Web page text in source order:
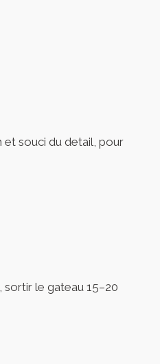
et souci du detail, pour
le gateau 15–20